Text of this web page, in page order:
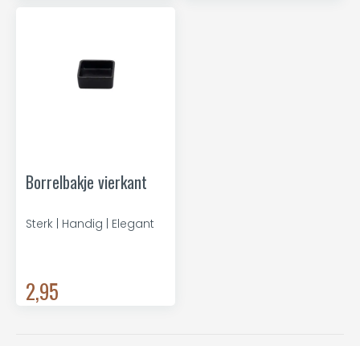
Borrelbakje vierkant
Sterk | Handig | Elegant
2,95